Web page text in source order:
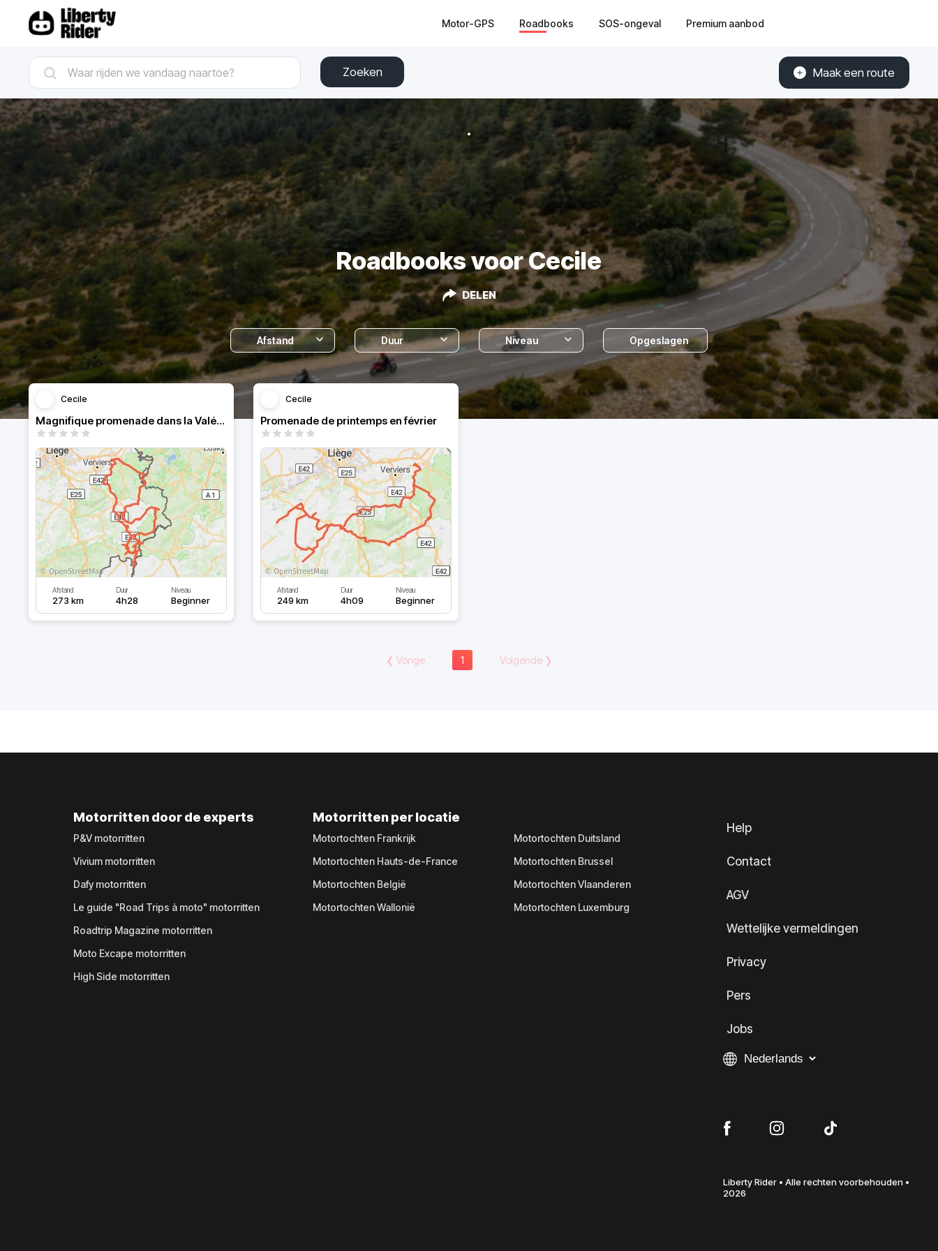
Motor-GPS Roadbooks SOS-ongeval Premium aanbod
Zoeken Maak een route
Roadbooks voor Cecile
DELEN
Afstand Duur Niveau Opgeslagen
Cecile
Magnifique promenade dans la Valée de l'Our
Afstand
273 km
Duur
4h28
Niveau
Beginner
Cecile
Promenade de printemps en février
Afstand
249 km
Duur
4h09
Niveau
Beginner
❮ Vorige 1 Volgende❯
Motorritten door de experts
P&V motorritten
Vivium motorritten
Dafy motorritten
Le guide "Road Trips à moto" motorritten
Roadtrip Magazine motorritten
Moto Excape motorritten
High Side motorritten
Motorritten per locatie
Motortochten Frankrijk
Motortochten Hauts-de-France
Motortochten België
Motortochten Wallonië
Motortochten Duitsland
Motortochten Brussel
Motortochten Vlaanderen
Motortochten Luxemburg
Help
Contact
AGV
Wettelijke vermeldingen
Privacy
Pers
Jobs
Liberty Rider • Alle rechten voorbehouden •
2026